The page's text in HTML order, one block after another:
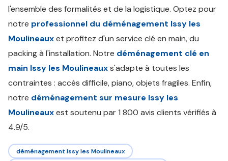
l'ensemble des formalités et de la logistique. Optez pour
notre professionnel du déménagement Issy les
Moulineauxet profitez d'un service clé en main, du
packing à l'installation. Notre déménagement clé en
main Issy les Moulineauxs'adapte à toutes les
contraintes : accès difficile, piano, objets fragiles. Enfin,
notre déménagement sur mesure Issy les
Moulineauxest soutenu par 1 800 avis clients vérifiés à
4.9/5.
déménagement Issy les Moulineaux